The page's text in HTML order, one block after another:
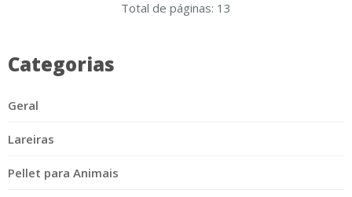
Total de páginas: 13
Categorias
Geral
Lareiras
Pellet para Animais